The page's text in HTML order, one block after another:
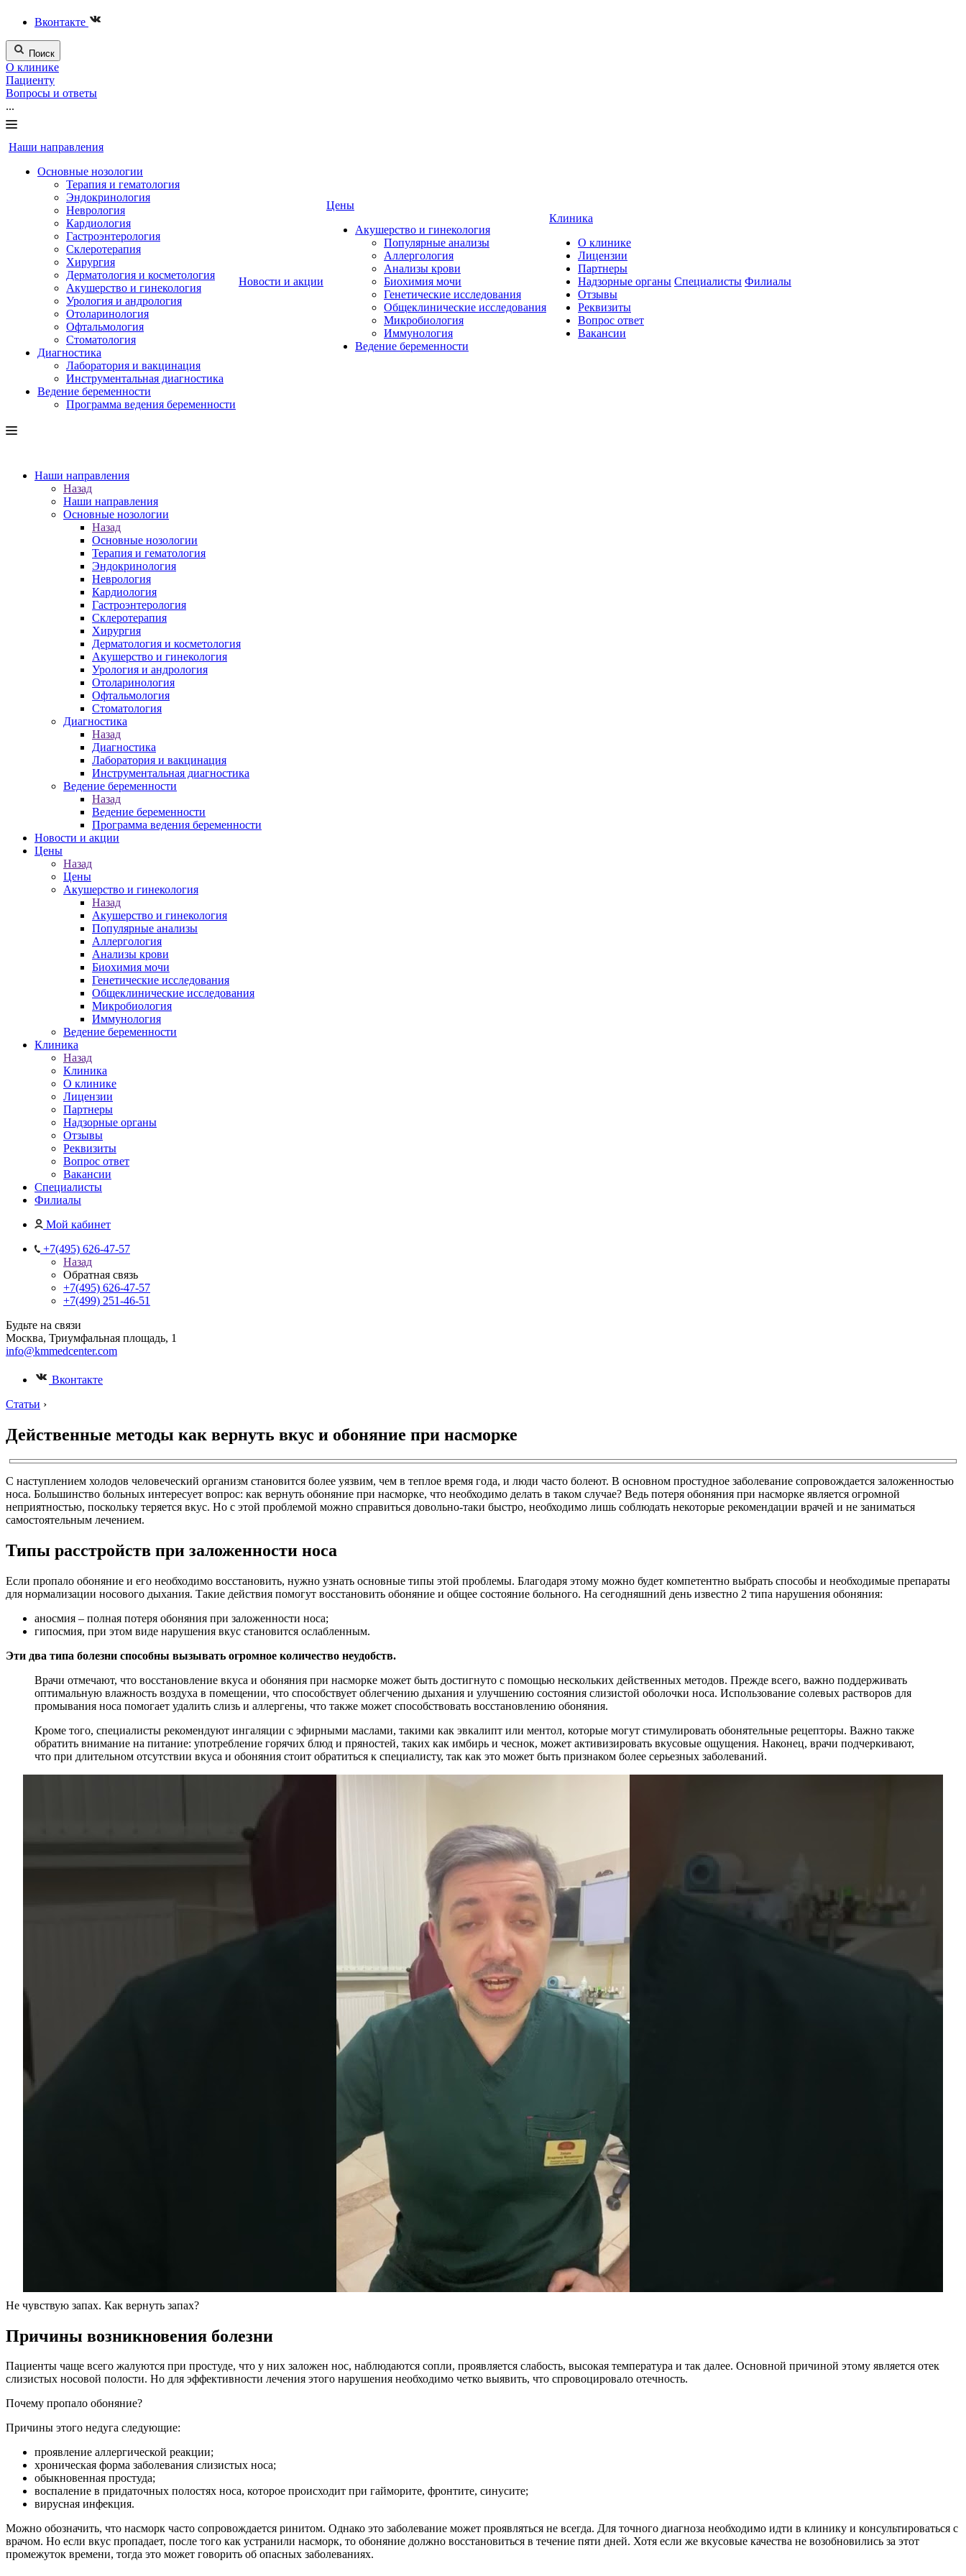
Вконтакте
Поиск
О клинике
Пациенту
Вопросы и ответы
...
Наши направления
Основные нозологии
Терапия и гематология
Эндокринология
Неврология
Кардиология
Гастроэнтерология
Склеротерапия
Хирургия
Дерматология и косметология
Акушерство и гинекология
Урология и андрология
Отоларинология
Офтальмология
Стоматология
Диагностика
Лаборатория и вакцинация
Инструментальная диагностика
Ведение беременности
Программа ведения беременности
Новости и акции
Цены
Акушерство и гинекология
Популярные анализы
Аллергология
Анализы крови
Биохимия мочи
Генетические исследования
Общеклинические исследования
Микробиология
Иммунология
Ведение беременности
Клиника
О клинике
Лицензии
Партнеры
Надзорные органы
Отзывы
Реквизиты
Вопрос ответ
Вакансии
Специалисты Филиалы
Наши направления
Назад
Наши направления
Основные нозологии
Назад
Основные нозологии
Терапия и гематология
Эндокринология
Неврология
Кардиология
Гастроэнтерология
Склеротерапия
Хирургия
Дерматология и косметология
Акушерство и гинекология
Урология и андрология
Отоларинология
Офтальмология
Стоматология
Диагностика
Назад
Диагностика
Лаборатория и вакцинация
Инструментальная диагностика
Ведение беременности
Назад
Ведение беременности
Программа ведения беременности
Новости и акции
Цены
Назад
Цены
Акушерство и гинекология
Назад
Акушерство и гинекология
Популярные анализы
Аллергология
Анализы крови
Биохимия мочи
Генетические исследования
Общеклинические исследования
Микробиология
Иммунология
Ведение беременности
Клиника
Назад
Клиника
О клинике
Лицензии
Партнеры
Надзорные органы
Отзывы
Реквизиты
Вопрос ответ
Вакансии
Специалисты
Филиалы
Мой кабинет
+7(495) 626-47-57
Назад
Обратная связь
+7(495) 626-47-57
+7(499) 251-46-51
Будьте на связи
Москва, Триумфальная площадь, 1
info@kmmedcenter.com
Вконтакте
Статьи ›
Действенные методы как вернуть вкус и обоняние при насморке
С наступлением холодов человеческий организм становится более уязвим, чем в теплое время года, и люди часто болеют. В основном простудное заболевание сопровождается заложенностью
носа. Большинство больных интересует вопрос: как вернуть обоняние при насморке, что необходимо делать в таком случае? Ведь потеря обоняния при насморке является огромной
неприятностью, поскольку теряется вкус. Но с этой проблемой можно справиться довольно-таки быстро, необходимо лишь соблюдать некоторые рекомендации врачей и не заниматься
самостоятельным лечением.
Типы расстройств при заложенности носа
Если пропало обоняние и его необходимо восстановить, нужно узнать основные типы этой проблемы. Благодаря этому можно будет компетентно выбрать способы и необходимые препараты
для нормализации носового дыхания. Такие действия помогут восстановить обоняние и общее состояние больного. На сегодняшний день известно 2 типа нарушения обоняния:
аносмия – полная потеря обоняния при заложенности носа;
гипосмия, при этом виде нарушения вкус становится ослабленным.
Эти два типа болезни способны вызывать огромное количество неудобств.
Врачи отмечают, что восстановление вкуса и обоняния при насморке может быть достигнуто с помощью нескольких действенных методов. Прежде всего, важно поддерживать
оптимальную влажность воздуха в помещении, что способствует облегчению дыхания и улучшению состояния слизистой оболочки носа. Использование солевых растворов для
промывания носа помогает удалить слизь и аллергены, что также может способствовать восстановлению обоняния.
Кроме того, специалисты рекомендуют ингаляции с эфирными маслами, такими как эвкалипт или ментол, которые могут стимулировать обонятельные рецепторы. Важно также
обратить внимание на питание: употребление горячих блюд и пряностей, таких как имбирь и чеснок, может активизировать вкусовые ощущения. Наконец, врачи подчеркивают,
что при длительном отсутствии вкуса и обоняния стоит обратиться к специалисту, так как это может быть признаком более серьезных заболеваний.
Не чувствую запах. Как вернуть запах?
Причины возникновения болезни
Пациенты чаще всего жалуются при простуде, что у них заложен нос, наблюдаются сопли, проявляется слабость, высокая температура и так далее. Основной причиной этому является отек
слизистых носовой полости. Но для эффективности лечения этого нарушения необходимо четко выявить, что спровоцировало отечность.
Почему пропало обоняние?
Причины этого недуга следующие:
проявление аллергической реакции;
хроническая форма заболевания слизистых носа;
обыкновенная простуда;
воспаление в придаточных полостях носа, которое происходит при гайморите, фронтите, синусите;
вирусная инфекция.
Можно обозначить, что насморк часто сопровождается ринитом. Однако это заболевание может проявляться не всегда. Для точного диагноза необходимо идти в клинику и консультироваться с
врачом. Но если вкус пропадает, после того как устранили насморк, то обоняние должно восстановиться в течение пяти дней. Хотя если же вкусовые качества не возобновились за этот
промежуток времени, тогда это может говорить об опасных заболеваниях.